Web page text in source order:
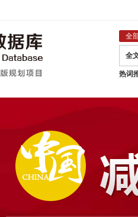
全
全
热词